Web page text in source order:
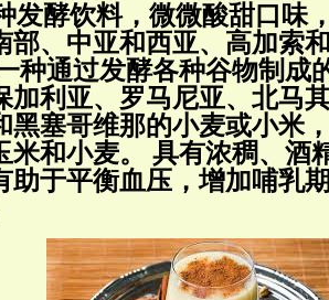
发酵饮料，微微酸甜口味
部、中亚和西亚、高加索
种通过发酵各种谷物制成
加利亚、罗马尼亚、北马
黑塞哥维那的小麦或小米
米和小麦。 具有浓稠、酒
助于平衡血压，增加哺乳